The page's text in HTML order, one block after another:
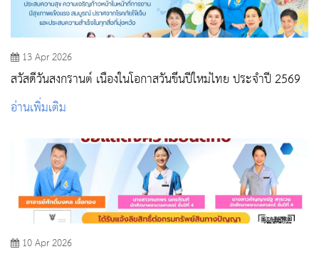
13 Apr 2026
สวัสดีวันสงกรานต์ เนื่องในโอกาสวันขึ้นปีใหม่ไทย ประจำปี 2569
อ่านเพิ่มเติม
10 Apr 2026